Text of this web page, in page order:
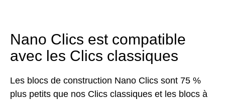
Nano Clics est compatible
avec les Clics classiques
Les blocs de construction Nano Clics sont 75 %
plus petits que nos Clics classiques et les blocs à